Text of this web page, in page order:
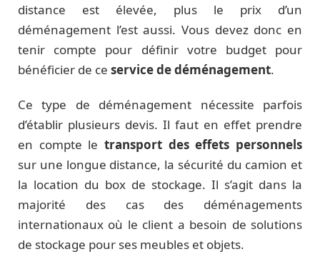
distance est élevée, plus le prix d’un
déménagement l’est aussi. Vous devez donc en
tenir compte pour définir votre budget pour
bénéficier de ce service de déménagement.
Ce type de déménagement nécessite parfois
d’établir plusieurs devis. Il faut en effet prendre
en compte le transport des effets personnels
sur une longue distance, la sécurité du camion et
la location du box de stockage. Il s’agit dans la
majorité des cas des déménagements
internationaux où le client a besoin de solutions
de stockage pour ses meubles et objets.